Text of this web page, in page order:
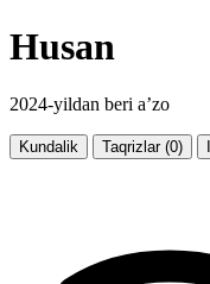
Husan
2024-yildan beri a’zo
Kundalik Taqrizlar (0)